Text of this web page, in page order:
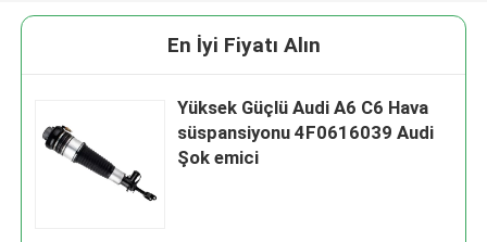
En İyi Fiyatı Alın
Yüksek Güçlü Audi A6 C6 Hava
süspansiyonu 4F0616039 Audi
Şok emici